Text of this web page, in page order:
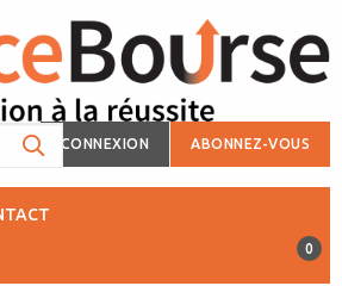
CONNEXION ABONNEZ-VOUS
0